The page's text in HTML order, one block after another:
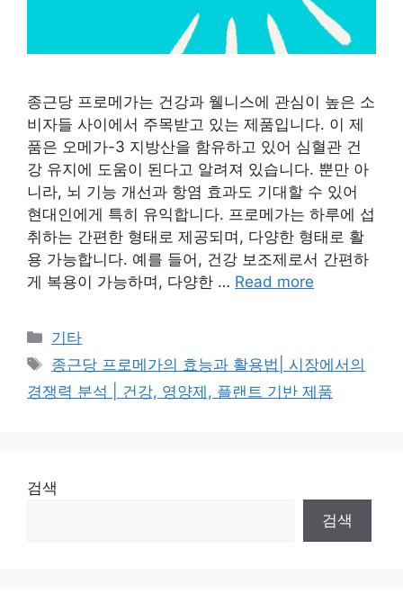
종근당 프로메가는 건강과 웰니스에 관심이 높은 소
비자들 사이에서 주목받고 있는 제품입니다. 이 제
품은 오메가-3 지방산을 함유하고 있어 심혈관 건
강 유지에 도움이 된다고 알려져 있습니다. 뿐만 아
니라, 뇌 기능 개선과 항염 효과도 기대할 수 있어
현대인에게 특히 유익합니다. 프로메가는 하루에 섭
취하는 간편한 형태로 제공되며, 다양한 형태로 활
용 가능합니다. 예를 들어, 건강 보조제로서 간편하
게 복용이 가능하며, 다양한 … Read more
Categories
기타
Tags
종근당 프로메가의 효능과 활용법| 시장에서의
경쟁력 분석 | 건강, 영양제, 플랜트 기반 제품
검색
검색